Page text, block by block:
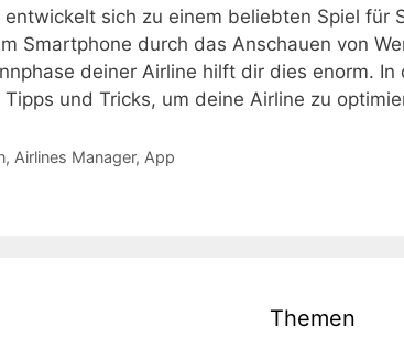
sich zu einem beliebten Spiel für
Smartphone durch das Anschauen von
deiner Airline hilft dir dies enorm.
und Tricks, um deine Airline zu
, Airlines Manager, App
Themen